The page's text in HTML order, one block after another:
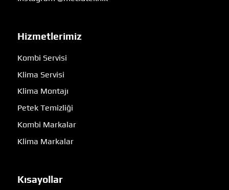
Hizmetlerimiz
Kombi Servisi
Klima Servisi
Klima Montajı
Petek Temizliği
Kombi Markalar
Klima Markalar
Kısayollar